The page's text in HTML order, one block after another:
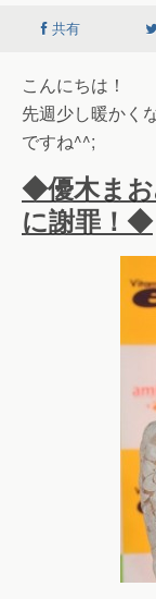
共有
こんにちは！
先週少し暖かく
ですね^^;
◆優木まお
に謝罪！◆